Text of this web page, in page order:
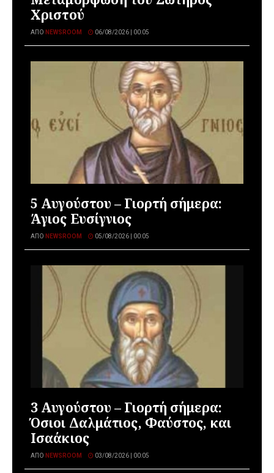
Χριστού
ΑΠΌ NEWSROOM 06/08/2026 | 00:05
5 Αυγούστου – Γιορτή σήμερα:
Άγιος Ευσίγνιος
ΑΠΌ NEWSROOM 05/08/2026 | 00:05
3 Αυγούστου – Γιορτή σήμερα:
Όσιοι Δαλμάτιος, Φαύστος, και
Ισαάκιος
ΑΠΌ NEWSROOM 03/08/2026 | 00:05